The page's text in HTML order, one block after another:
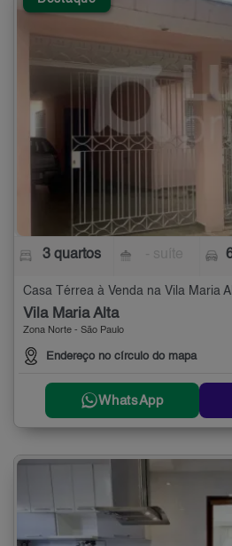
3 quartos
Casa Térrea à Venda na Vila Maria
Vila Maria Alta
Zona Norte - São Paulo
Endereço no círculo do mapa
WhatsApp